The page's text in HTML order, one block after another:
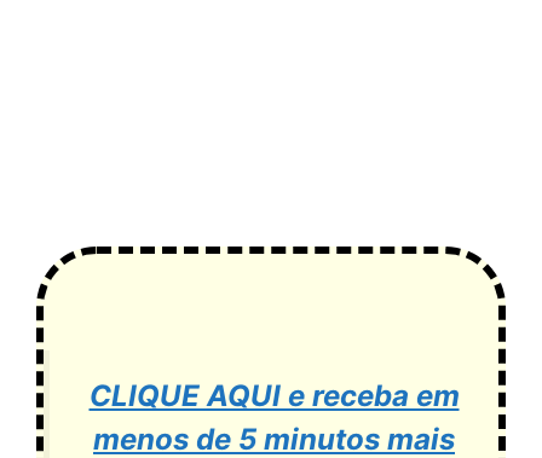
CLIQUE AQUI e receba em
menos de 5 minutos mais